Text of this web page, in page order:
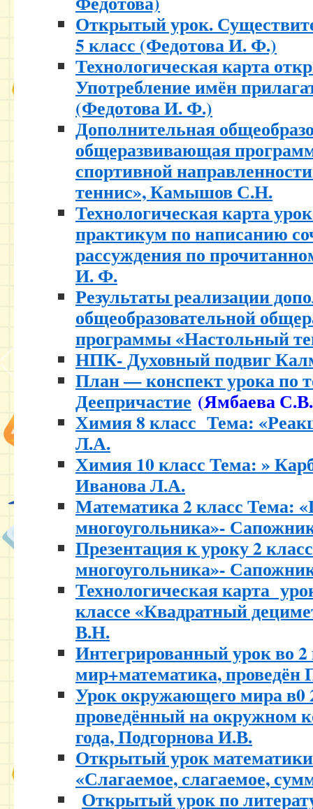
Открытый урок.
5 класс (Федотова И. Ф.)
Технологическая карта
Употребление имён
(Федотова И. Ф.)
Дополнительная
общеразвивающая
спортивной
теннис», Камышов С.Н.
Технологическая карта
практикум по написанию
рассуждения по
И. Ф.
Результаты реализации
общеобразовательной
программы «Настольный
НПК- Духовный подвиг
План — конспект урока по
Деепричастие (Ямбаева
Химия 8 класс Тема:
Л.А.
Химия 10 класс Тема: »
Иванова Л.А.
Математика 2 класс Тема:
многоугольника»-
Презентация к уроку 2
многоугольника»-
Технологическая карта
классе «Квадратный
В.Н.
Интегрированный урок во
мир+математика, проведён
Урок окружающего мира в0
проведённый на окружном
года, Подгорнова И.В.
Открытый урок математики
«Слагаемое, слагаемое,
Открытый урок по